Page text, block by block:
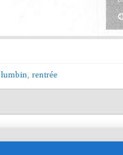
lumbin rentrée